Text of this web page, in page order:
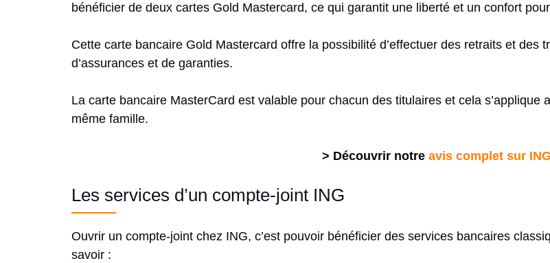
bénéficier de deux cartes Gold Mastercard, ce qui garantit une liberté et un confort
Cette carte bancaire Gold Mastercard offre la possibilité d’effectuer des retraits et des
d’assurances et de garanties.
La carte bancaire MasterCard est valable pour chacun des titulaires et cela s’applique
même famille.
> Découvrir notre avis complet sur
Les services d’un compte-joint ING
Ouvrir un compte-joint chez ING, c’est pouvoir bénéficier des services bancaires
savoir :